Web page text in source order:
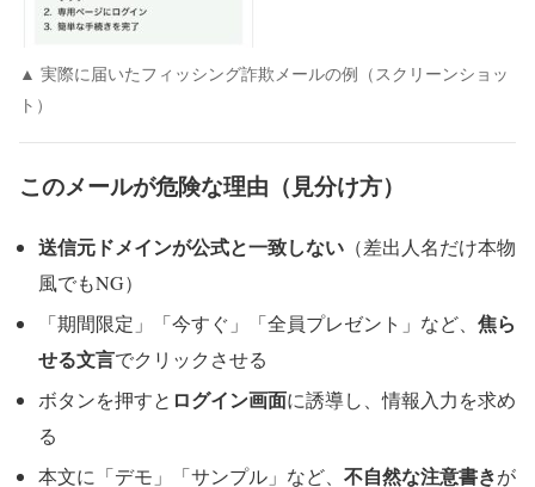
▲ 実際に届いたフィッシング詐欺メールの例（スクリーンショッ
ト）
このメールが危険な理由（見分け方）
送信元ドメインが公式と一致しない （差出人名だけ本物
風でもNG）
「期間限定」「今すぐ」「全員プレゼント」など、 焦ら
せる文言でクリックさせる
ボタンを押すと ログイン画面に誘導し、情報入力を求め
る
本文に「デモ」「サンプル」など、 不自然な注意書きが